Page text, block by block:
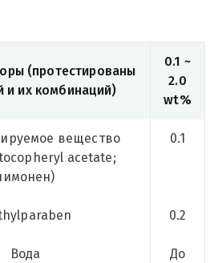
(протестированы
и их комбинаций)
0.1 ~
2.0
wt%
вещество
acetate;
0.1
0.2
Вода
До